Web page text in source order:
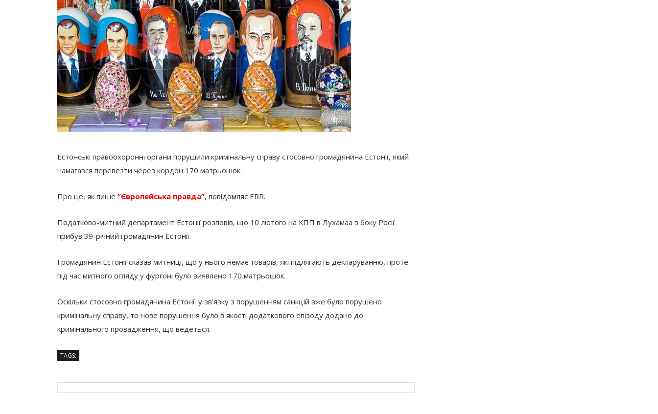
Естонські правоохоронні органи порушили кримінальну справу стосовно громадянина Естонії, який
намагався перевезти через кордон 170 матрьошок.
Про це, як пише “Європейська правда”, повідомляє ERR.
Податково-митний департамент Естонії розповів, що 10 лютого на КПП в Лухамаа з боку Росії
прибув 39-річний громадянин Естонії.
Громадянин Естонії сказав митниці, що у нього немає товарів, які підлягають декларуванню, проте
під час митного огляду у фургоні було виявлено 170 матрьошок.
Оскільки стосовно громадянина Естонії у зв’язку з порушенням санкцій вже було порушено
кримінальну справу, то нове порушення було в якості додаткового епізоду додано до
кримінального провадження, що ведеться.
TAGS: